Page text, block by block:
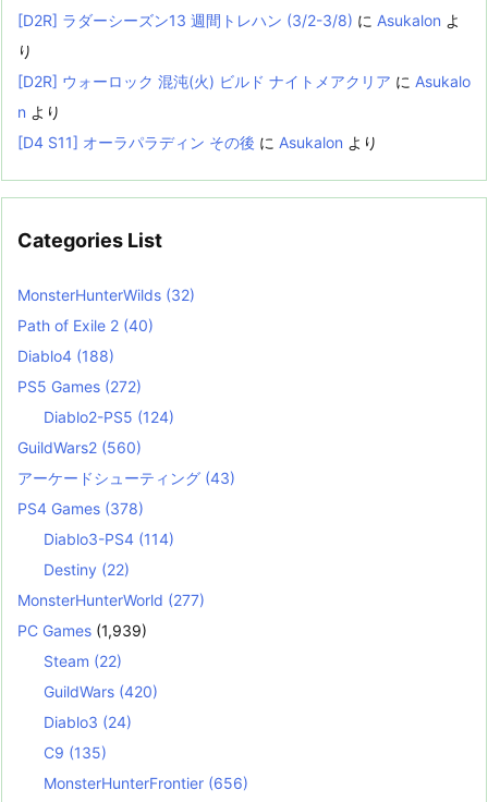
[D2R] ラダーシーズン13 週間トレハン (3/2-3/8) に Asukalon よ
り
[D2R] ウォーロック 混沌(火) ビルド ナイトメアクリア に Asukalo
n より
[D4 S11] オーラパラディン その後 に Asukalon より
Categories List
MonsterHunterWilds (32)
Path of Exile 2 (40)
Diablo4 (188)
PS5 Games (272)
Diablo2-PS5 (124)
GuildWars2 (560)
アーケードシューティング (43)
PS4 Games (378)
Diablo3-PS4 (114)
Destiny (22)
MonsterHunterWorld (277)
PC Games (1,939)
Steam (22)
GuildWars (420)
Diablo3 (24)
C9 (135)
MonsterHunterFrontier (656)